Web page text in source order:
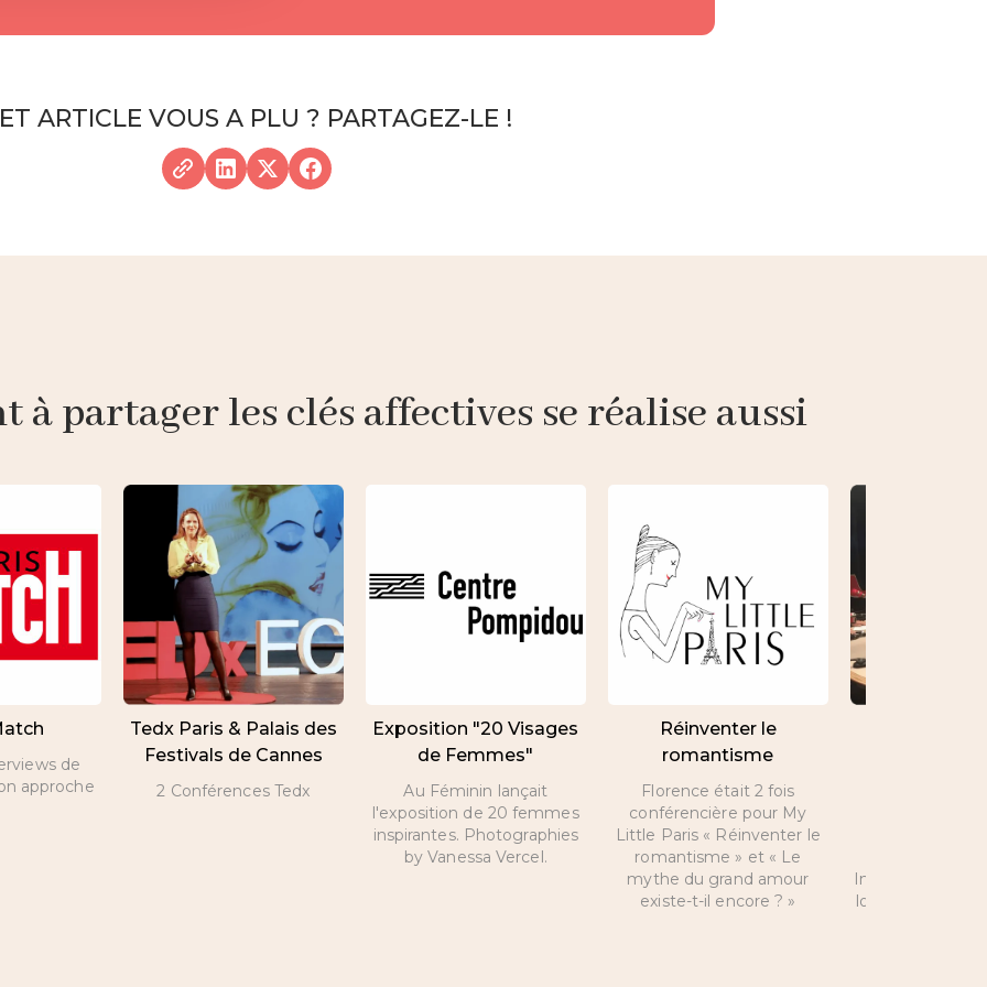
ARTICLE VOUS A PLU ? PARTAGEZ-LE !
à partager les clés affectives se réalise aussi
de
approche
Tedx Paris & Palais des
Festivals de Cannes
2 Conférences Tedx
Exposition "20 Visages
de Femmes"
Au Féminin lançait
l'exposition de 20 femmes
inspirantes. Photographies
by Vanessa Vercel.
Réinventer le
romantisme
Florence était 2 fois
conférencière pour My
Little Paris « Réinventer le
romantisme » et « Le
mythe du grand amour
existe-t-il encore ? »
Intelligence et
love coach peut